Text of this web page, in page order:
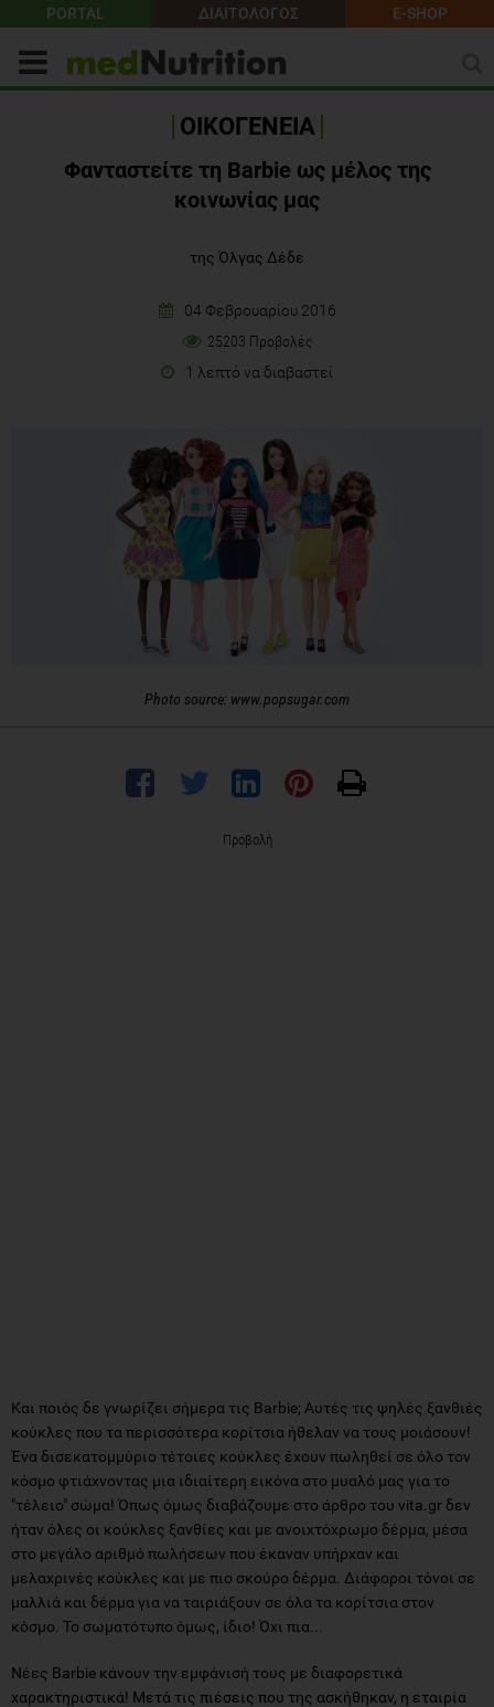
PORTAL ΔΙΑΙΤΟΛΟΓΟΣ E-SHOP
ΟΙΚΟΓΕΝΕΙΑ
Φανταστείτε τη Barbie ως μέλος της
κοινωνίας μας
της Όλγας Δέδε
04 Φεβρουαρίου 2016
25203 Προβολές
1 λεπτό να διαβαστεί
Photo source: www.popsugar.com
Προβολή
Και ποιός δε γνωρίζει σήμερα τις Barbie; Αυτές τις ψηλές ξανθιές
κούκλες που τα περισσότερα κορίτσια ήθελαν να τους μοιάσουν!
Ένα δισεκατομμύριο τέτοιες κούκλες έχουν πωληθεί σε όλο τον
κόσμο φτιάχνοντας μια ιδιαίτερη εικόνα στο μυαλό μας για το
"τέλειο" σώμα! Όπως όμως διαβάζουμε στο άρθρο του vita.gr δεν
ήταν όλες οι κούκλες ξανθίες και με ανοιχτόχρωμο δέρμα, μέσα
στο μεγάλο αριθμό πωλήσεων που έκαναν υπήρχαν και
μελαχρινές κούκλες και με πιο σκούρο δέρμα. Διάφοροι τόνοι σε
μαλλιά και δέρμα για να ταιριάξουν σε όλα τα κορίτσια στον
κόσμο. Το σωματότυπο όμως, ίδιο! Όχι πια...
Νέες Barbie κάνουν την εμφάνισή τους με διαφορετικά
χαρακτηριστικά! Μετά τις πιέσεις που της ασκήθηκαν, η εταιρία